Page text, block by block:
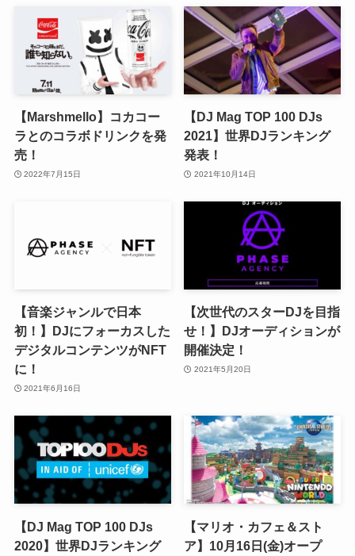
【Marshmello】コカコー
ラとのコラボドリンクを発
売！
2022年7月15日
【DJ Mag TOP 100 DJs
2021】世界DJランキング
発表！
2021年10月14日
【音楽ジャンルで日本
初！】DJにフォーカスした
デジタルコンテンツがNFT
に！
2021年6月16日
【次世代のスターDJを目指
せ！】DJオーディションが
開催決定！
2021年5月20日
【DJ Mag TOP 100 DJs
2020】世界DJランキング
【マリオ・カフェ＆スト
ア】10月16日(金)オープ